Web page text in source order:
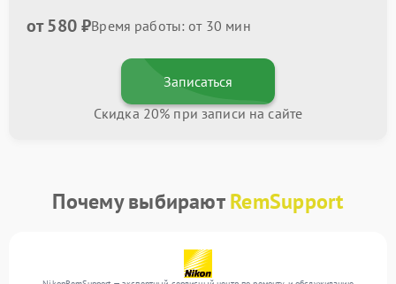
от 580 ₽Время работы: от 30 мин
Записаться
Скидка 20% при записи на сайте
Почему выбираютRemSupport